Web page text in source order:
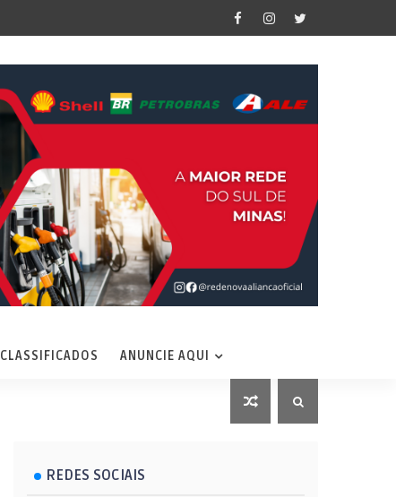
CLASSIFICADOS ANUNCIE AQUI
REDES SOCIAIS